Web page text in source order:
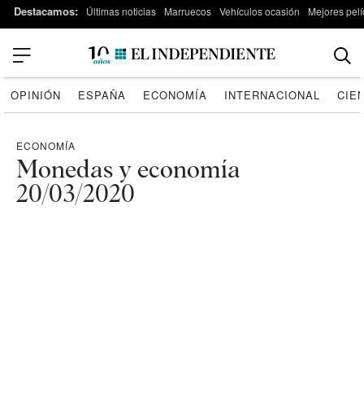
Destacamos: Últimas noticias Marruecos Vehículos ocasión Mejores
OPINIÓN ESPAÑA ECONOMÍA INTERNACIONAL
ECONOMÍA
Monedas y economía
20/03/2020